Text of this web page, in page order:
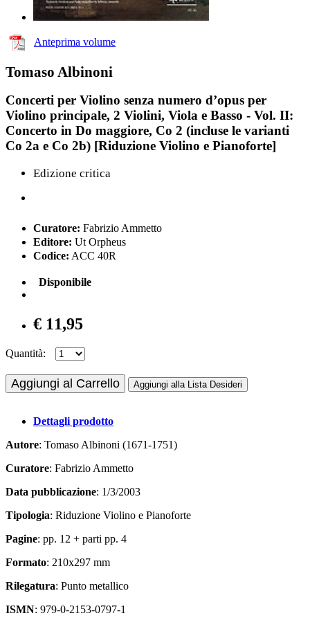
Anteprima volume
Tomaso Albinoni
Concerti per Violino senza numero d’opus per
Violino principale, 2 Violini, Viola e Basso - Vol. II:
Concerto in Do maggiore, Co 2 (incluse le varianti
Co 2a e Co 2b) [Riduzione Violino e Pianoforte]
Edizione critica
Curatore: Fabrizio Ammetto
Editore: Ut Orpheus
Codice: ACC 40R
Disponibile
€ 11,95
Quantità:
Aggiungi al Carrello Aggiungi alla Lista Desideri
Dettagli prodotto
Autore: Tomaso Albinoni (1671-1751)
Curatore: Fabrizio Ammetto
Data pubblicazione: 1/3/2003
Tipologia: Riduzione Violino e Pianoforte
Pagine: pp. 12 + parti pp. 4
Formato: 210x297 mm
Rilegatura: Punto metallico
ISMN: 979-0-2153-0797-1